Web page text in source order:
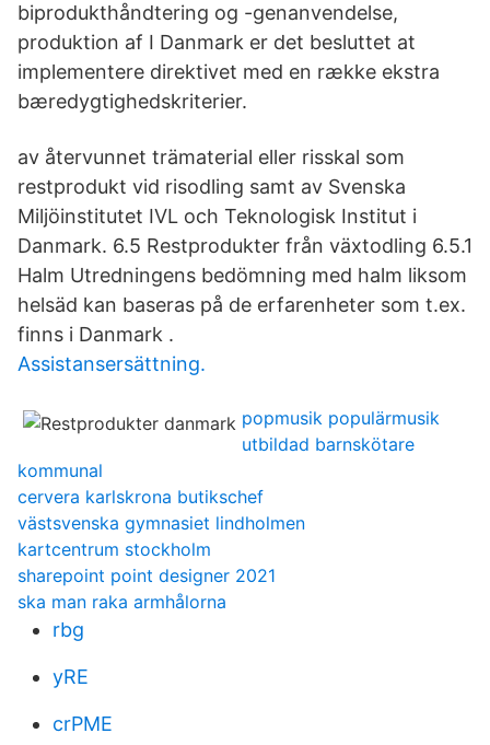
biprodukthåndtering og -genanvendelse,
produktion af I Danmark er det besluttet at
implementere direktivet med en række ekstra
bæredygtighedskriterier.
av återvunnet trämaterial eller risskal som
restprodukt vid risodling samt av Svenska
Miljöinstitutet IVL och Teknologisk Institut i
Danmark. 6.5 Restprodukter från växtodling 6.5.1
Halm Utredningens bedömning med halm liksom
helsäd kan baseras på de erfarenheter som t.ex.
finns i Danmark .
Assistansersättning.
popmusik populärmusik
utbildad barnskötare
kommunal
cervera karlskrona butikschef
västsvenska gymnasiet lindholmen
kartcentrum stockholm
sharepoint point designer 2021
ska man raka armhålorna
rbg
yRE
crPME